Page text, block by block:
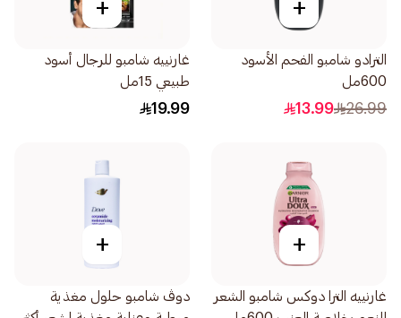
+
الترادو شامبو الفحم الأسود
600مل
26.99
13.99
+
غارنييه شامبو للرجال أسود
طبيعي 15مل
19.99
+
غارنييه الترا دوكس شامبو الشعر
+
دوڤ شامبو حلول مغذية